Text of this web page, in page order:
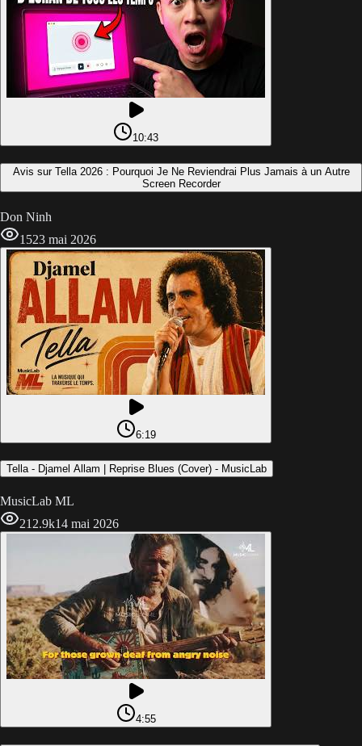
10:43
Avis sur Tella 2026 : Pourquoi Je Ne Reviendrai Plus Jamais à un Autre
Screen Recorder
Don Ninh
1523 mai 2026
6:19
Tella - Djamel Allam | Reprise Blues (Cover) - MusicLab
MusicLab ML
212.9k14 mai 2026
4:55